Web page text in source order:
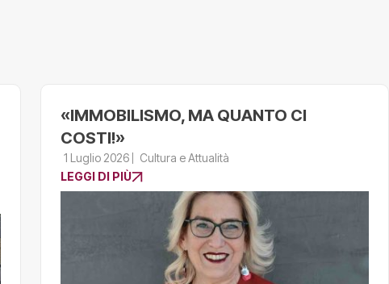
«IMMOBILISMO, MA QUANTO CI
COSTI!»
1 Luglio 2026
Cultura e Attualità
LEGGI DI PIÙ